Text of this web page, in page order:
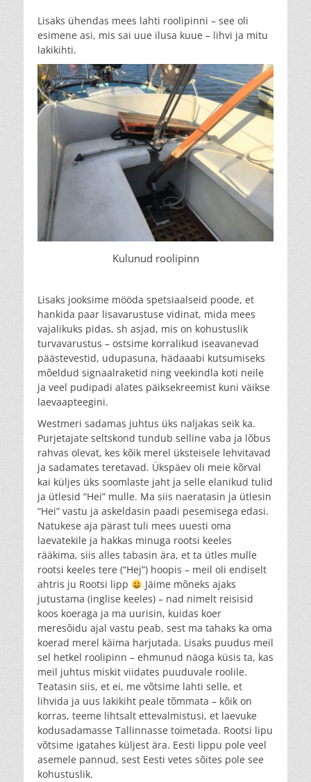
Lisaks ühendas mees lahti roolipinni – see oli
esimene asi, mis sai uue ilusa kuue – lihvi ja mitu
lakikihti.
Kulunud roolipinn
Lisaks jooksime mööda spetsiaalseid poode, et
hankida paar lisavarustuse vidinat, mida mees
vajalikuks pidas, sh asjad, mis on kohustuslik
turvavarustus – ostsime korralikud iseavanevad
päästevestid, udupasuna, hädaaabi kutsumiseks
mõeldud signaalraketid ning veekindla koti neile
ja veel pudipadi alates päiksekreemist kuni väikse
laevaapteegini.
Westmeri sadamas juhtus üks naljakas seik ka.
Purjetajate seltskond tundub selline vaba ja lõbus
rahvas olevat, kes kõik merel üksteisele lehvitavad
ja sadamates teretavad. Ükspäev oli meie kõrval
kai küljes üks soomlaste jaht ja selle elanikud tulid
ja ütlesid “Hei” mulle. Ma siis naeratasin ja ütlesin
“Hei” vastu ja askeldasin paadi pesemisega edasi.
Natukese aja pärast tuli mees uuesti oma
laevatekile ja hakkas minuga rootsi keeles
rääkima, siis alles tabasin ära, et ta ütles mulle
rootsi keeles tere (“Hej”) hoopis – meil oli endiselt
ahtris ju Rootsi lipp
Jäime mõneks ajaks
jutustama (inglise keeles) – nad nimelt reisisid
koos koeraga ja ma uurisin, kuidas koer
meresõidu ajal vastu peab, sest ma tahaks ka oma
koerad merel käima harjutada. Lisaks puudus meil
sel hetkel roolipinn – ehmunud näoga küsis ta, kas
meil juhtus miskit viidates puuduvale roolile.
Teatasin siis, et ei, me võtsime lahti selle, et
lihvida ja uus lakikiht peale tõmmata – kõik on
korras, teeme lihtsalt ettevalmistusi, et laevuke
kodusadamasse Tallinnasse toimetada. Rootsi lipu
võtsime igatahes küljest ära. Eesti lippu pole veel
asemele pannud, sest Eesti vetes sõites pole see
kohustuslik.